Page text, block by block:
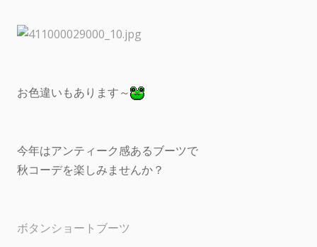
お色違いもあります～
今年はアンティーク感あるブーツで
秋コーデを楽しみませんか？
ボタンショートブーツ